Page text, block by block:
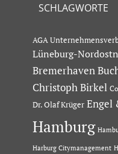
SCHLAGWORTE
AGA
Lüneburg-
Bremerhaven
Christoph Birkel
Dr. Olaf Krüger Engel
Hamburg
Harburg Citymanagement